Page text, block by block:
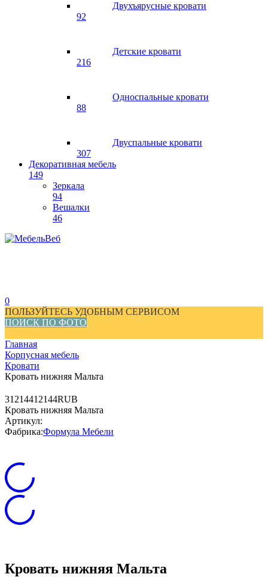
Двухъярусные кровати
92
Детские кровати
216
Односпальные кровати
88
Двуспальные кровати
307
Декоративная мебель
149
Зеркала
94
Вешалки
46
0
ПОЛЬЗУЙТЕСЬ УДОБНЫМ СЕРВИСОМ
ПОИСК ПО ФОТО
Главная
Корпусная мебель
Кровати
Кровать нижняя Мальта
31214412144RUB
Кровать нижняя Мальта
Артикул:
Фабрика:Формула Мебели
Кровать нижняя Мальта